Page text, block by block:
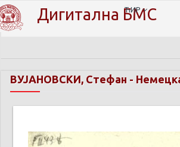
Дигитална БМС
ЋИР
ВУЈАНОВСКИ, Стефан -